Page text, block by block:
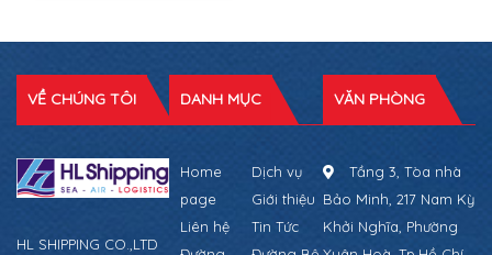
VỀ CHÚNG TÔI
HL SHIPPING CO.,LTD
DANH MỤC
Home
page
Dịch vụ
Giới thiệu
Liên hệ
Tin Tức
VĂN PHÒNG
Tầng 3, Tòa nhà
Bảo Minh, 217 Nam Kỳ
Khởi Nghĩa, Phường